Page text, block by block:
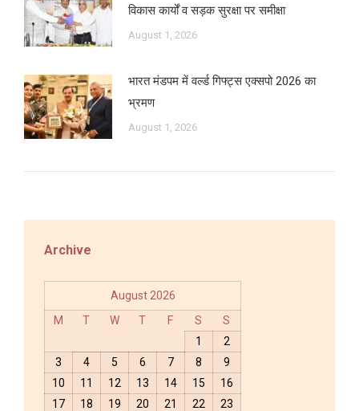
विकास कार्यों व सड़क सुरक्षा पर समीक्षा
August 1, 2026
भारत मंडपम में वर्ल्ड गिफ्ट्स एक्सपो 2026 का
भ्रमण
August 1, 2026
Archive
August 2026
M
T W T F S
S
1
2
3
4 5 6 7 8
9
10
11 12 13 14 15
16
17
18 19 20 21 22
23